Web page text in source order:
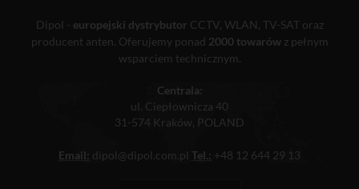
Dipol - europejski dystrybutor CCTV, WLAN, TV-SAT oraz
producent anten. Oferujemy ponad 2000 towarówz pełnym
wsparciem technicznym.
Centrala:
ul. Ciepłownicza 40
31-574 Kraków, POLAND
Email: dipol@dipol.com.pl Tel.: +48 12 644 29 13